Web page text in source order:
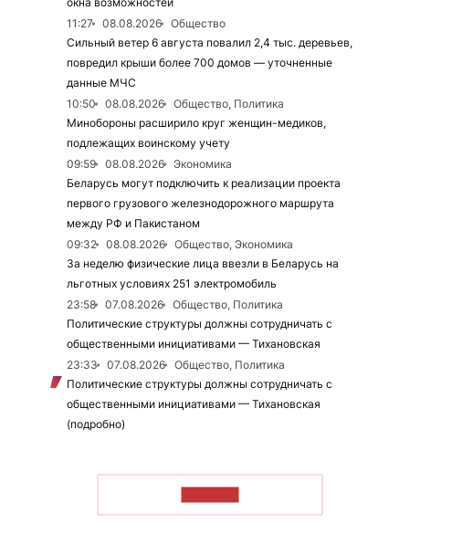
11:27
08.08.2026
Общество
Сильный ветер 6 августа повалил 2,4 тыс. деревьев,
повредил крыши более 700 домов — уточненные
данные МЧС
10:50
08.08.2026
Общество, Политика
Минобороны расширило круг женщин-медиков,
подлежащих воинскому учету
09:59
08.08.2026
Экономика
Беларусь могут подключить к реализации проекта
первого грузового железнодорожного маршрута
между РФ и Пакистаном
09:32
08.08.2026
Общество, Экономика
За неделю физические лица ввезли в Беларусь на
льготных условиях 251 электромобиль
23:58
07.08.2026
Общество, Политика
Политические структуры должны сотрудничать с
общественными инициативами — Тихановская
23:33
07.08.2026
Общество, Политика
Политические структуры должны сотрудничать с
общественными инициативами — Тихановская
(подробно)